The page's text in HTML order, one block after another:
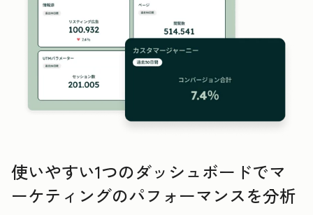
使いやすい1つのダッシュボードでマ
ーケティングのパフォーマンスを分析